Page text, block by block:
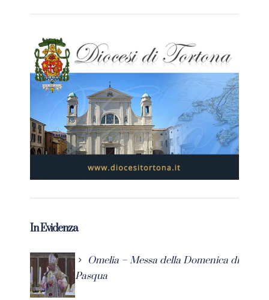
In Evidenza
Omelia – Messa della Domenica di
Pasqua